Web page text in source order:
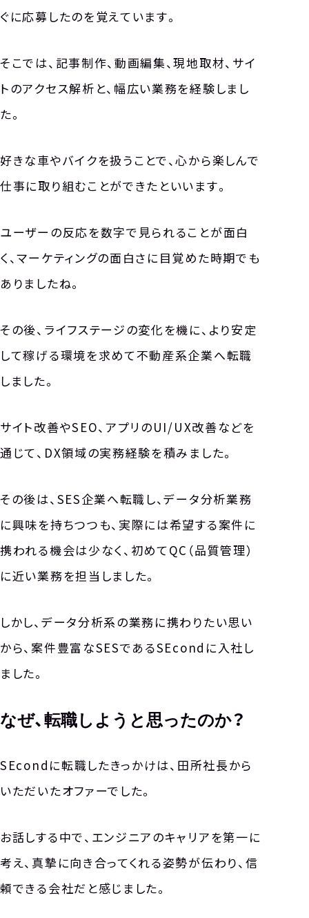
ぐに応募したのを覚えています。
そこでは、記事制作、動画編集、現地取材、サイ
トのアクセス解析と、幅広い業務を経験しまし
た。
好きな車やバイクを扱うことで、心から楽しんで
仕事に取り組むことができたといいます。
ユーザーの反応を数字で見られることが面白
く、マーケティングの面白さに目覚めた時期でも
ありましたね。
その後、ライフステージの変化を機に、より安定
して稼げる環境を求めて不動産系企業へ転職
しました。
サイト改善やSEO、アプリのUI/UX改善などを
通じて、DX領域の実務経験を積みました。
その後は、SES企業へ転職し、データ分析業務
に興味を持ちつつも、実際には希望する案件に
携われる機会は少なく、初めてQC（品質管理）
に近い業務を担当しました。
しかし、データ分析系の業務に携わりたい思い
から、案件豊富なSESであるSEcondに入社し
ました。
なぜ、転職しようと思ったのか？
SEcondに転職したきっかけは、田所社長から
いただいたオファーでした。
お話しする中で、エンジニアのキャリアを第一に
考え、真摯に向き合ってくれる姿勢が伝わり、信
頼できる会社だと感じました。